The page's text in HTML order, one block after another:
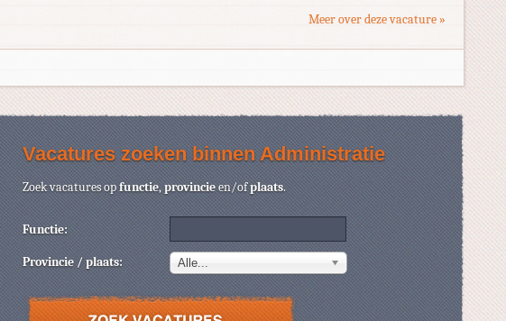
Meer over deze vacature »
Vacatures zoeken binnen Administratie
Zoek vacatures opfunctie,provincieen/ofplaats.
Functie:
Provincie / plaats: Alle...